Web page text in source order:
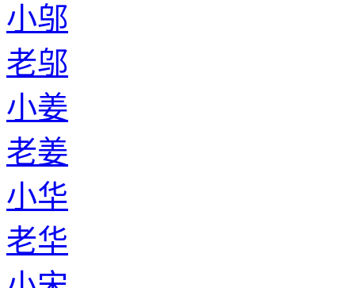
小邬
老邬
小姜
老姜
小华
老华